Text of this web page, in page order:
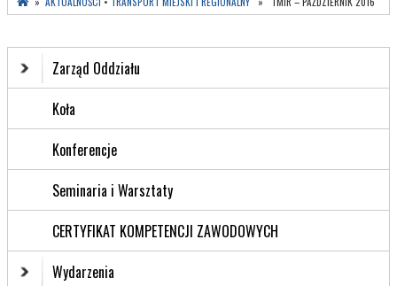
Zarząd Oddziału
Koła
Konferencje
Seminaria i Warsztaty
CERTYFIKAT KOMPETENCJI ZAWODOWYCH
Wydarzenia